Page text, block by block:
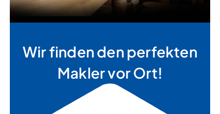
Wir finden den perfekten
Makler vor Ort!